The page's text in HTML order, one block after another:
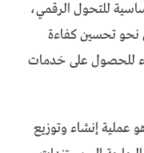
للتحول الرقمي،
تحسين كفاءة
للحصول على خدمات
عملية إنشاء وتوزيع